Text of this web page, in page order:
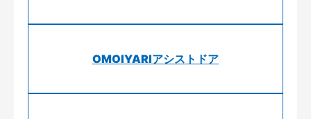
OMOIYARIアシストドア